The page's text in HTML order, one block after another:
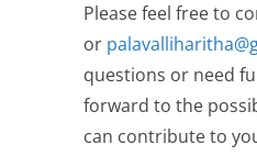
Please feel free to
or
questions or need
forward to the
can contribute to